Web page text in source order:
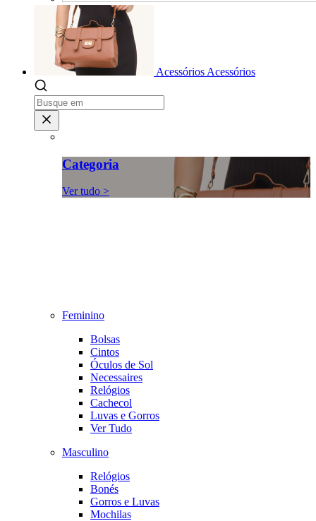
Acessórios Acessórios
Categoria
Ver tudo >
Feminino
Bolsas
Cintos
Óculos de Sol
Necessaires
Relógios
Cachecol
Luvas e Gorros
Ver Tudo
Masculino
Relógios
Bonés
Gorros e Luvas
Mochilas